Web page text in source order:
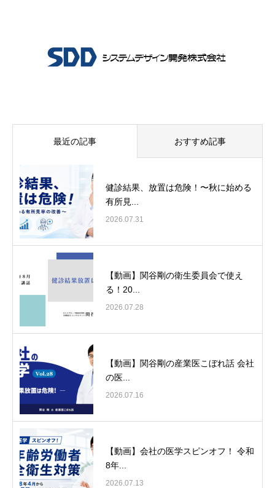
最近の記事 おすすめ記事
健診結果、放置は危険！〜秋に始める
有所見...
2026.07.31
【動画】関谷剛の衛生委員会で使え
る！20...
2026.07.28
【動画】関谷剛の産業医こぼれ話 会社
の医...
2026.07.16
【動画】会社の医学スピンオフ！ 令和
8年...
2026.07.13